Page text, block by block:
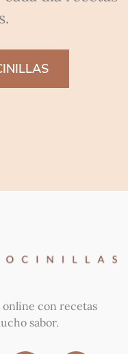
con recetas
sabor.